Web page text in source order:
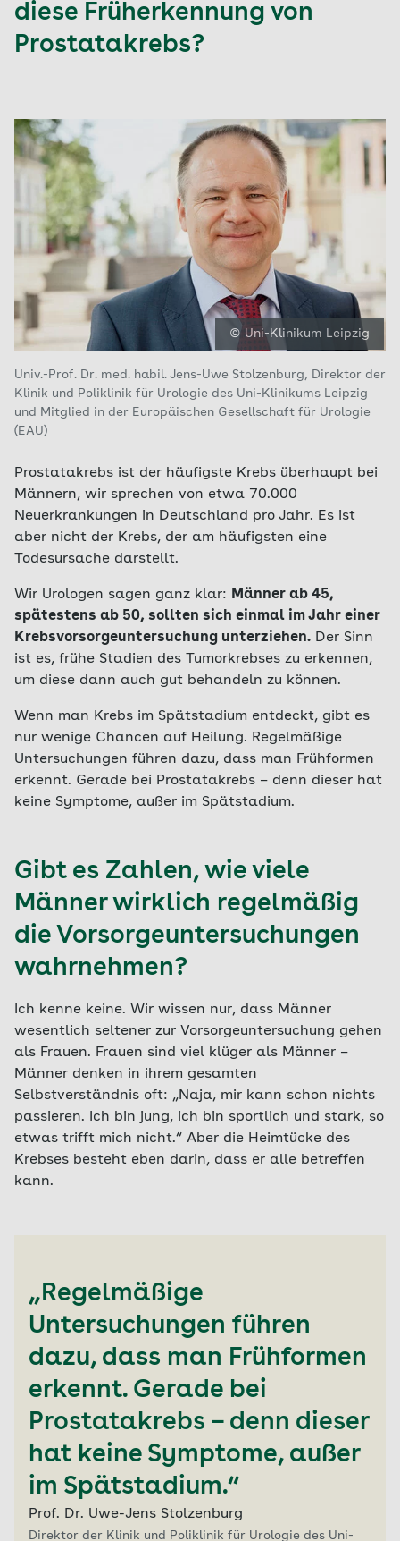
diese Früherkennung von
Prostatakrebs?
Univ.-Prof. Dr. med. habil. Jens-Uwe Stolzenburg, Direktor der
Klinik und Poliklinik für Urologie des Uni-Klinikums Leipzig
und Mitglied in der Europäischen Gesellschaft für Urologie
(EAU)
© Uni-Klinikum Leipzig
Prostatakrebs ist der häufigste Krebs überhaupt bei
Männern, wir sprechen von etwa 70.000
Neuerkrankungen in Deutschland pro Jahr. Es ist
aber nicht der Krebs, der am häufigsten eine
Todesursache darstellt.
Wir Urologen sagen ganz klar: Männer ab 45,
spätestens ab 50, sollten sich einmal im Jahr einer
Krebsvorsorgeuntersuchung unterziehen. Der Sinn
ist es, frühe Stadien des Tumorkrebses zu erkennen,
um diese dann auch gut behandeln zu können.
Wenn man Krebs im Spätstadium entdeckt, gibt es
nur wenige Chancen auf Heilung. Regelmäßige
Untersuchungen führen dazu, dass man Frühformen
erkennt. Gerade bei Prostatakrebs – denn dieser hat
keine Symptome, außer im Spätstadium.
Gibt es Zahlen, wie viele
Männer wirklich regelmäßig
die Vorsorgeuntersuchungen
wahrnehmen?
Ich kenne keine. Wir wissen nur, dass Männer
wesentlich seltener zur Vorsorgeuntersuchung gehen
als Frauen. Frauen sind viel klüger als Männer –
Männer denken in ihrem gesamten
Selbstverständnis oft: „Naja, mir kann schon nichts
passieren. Ich bin jung, ich bin sportlich und stark, so
etwas trifft mich nicht.“ Aber die Heimtücke des
Krebses besteht eben darin, dass er alle betreffen
kann.
„Regelmäßige
Untersuchungen führen
dazu, dass man Frühformen
erkennt. Gerade bei
Prostatakrebs – denn dieser
hat keine Symptome, außer
im Spätstadium.“
Prof. Dr. Uwe-Jens Stolzenburg
Direktor der Klinik und Poliklinik für Urologie des Uni-